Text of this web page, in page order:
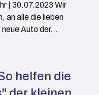
| 30.07.2023 Wir
an alle die lieben
neue Auto der…
helfen die